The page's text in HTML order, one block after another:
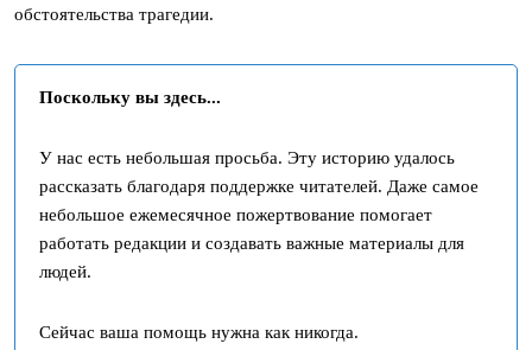
обстоятельства трагедии.
Поскольку вы здесь...
У нас есть небольшая просьба. Эту историю удалось
рассказать благодаря поддержке читателей. Даже самое
небольшое ежемесячное пожертвование помогает
работать редакции и создавать важные материалы для
людей.
Сейчас ваша помощь нужна как никогда.